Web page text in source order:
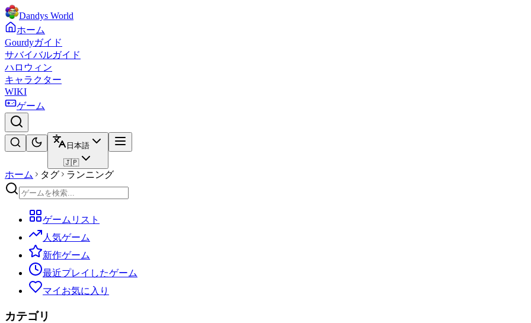
Dandys World
ホーム
Gourdyガイド
サバイバルガイド
ハロウィン
キャラクター
WIKI
ゲーム
日本語
🇯🇵
ホーム タグ ランニング
ゲームリスト
人気ゲーム
新作ゲーム
最近プレイしたゲーム
マイお気に入り
カテゴリ